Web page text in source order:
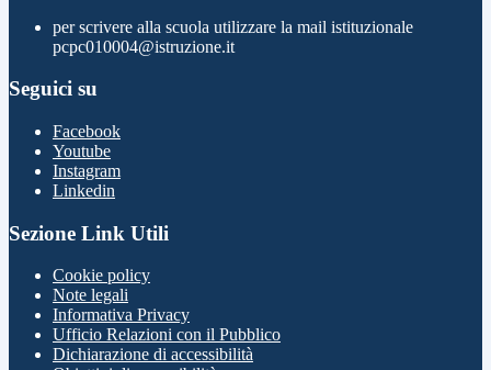
per scrivere alla scuola utilizzare la mail istituzionale
pcpc010004@istruzione.it
Seguici su
Facebook
Youtube
Instagram
Linkedin
Sezione Link Utili
Cookie policy
Note legali
Informativa Privacy
Ufficio Relazioni con il Pubblico
Dichiarazione di accessibilità